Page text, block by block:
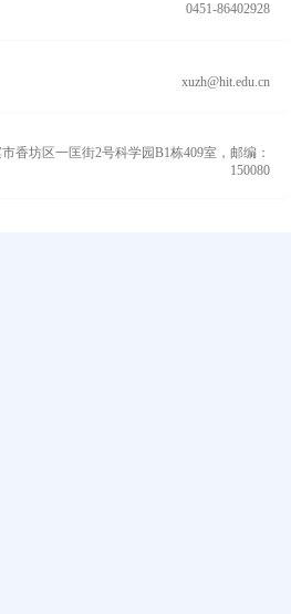
0451-86402928
xuzh@hit.edu.cn
香坊区一匡街2号科学园B1栋409室，邮编：
150080